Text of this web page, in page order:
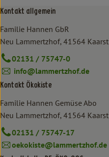
Kontakt allgemein
Familie Hannen GbR
Neu Lammertzhof, 41564 Kaarst
02131 / 75747-0
info@lammertzhof.de
Kontakt Ökokiste
Familie Hannen Gemüse Abo
Neu Lammertzhof, 41564 Kaarst
02131 / 75747-17
oekokiste@lammertzhof.de